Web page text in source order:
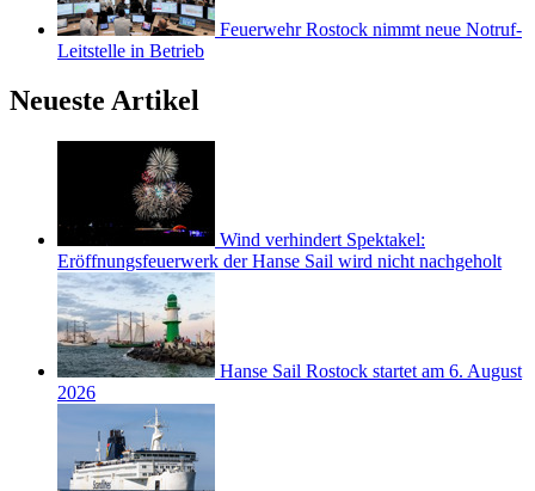
Feuerwehr Rostock nimmt neue Notruf-
Leitstelle in Betrieb
Neueste Artikel
Wind verhindert Spektakel:
Eröffnungsfeuerwerk der Hanse Sail wird nicht nachgeholt
Hanse Sail Rostock startet am 6. August
2026